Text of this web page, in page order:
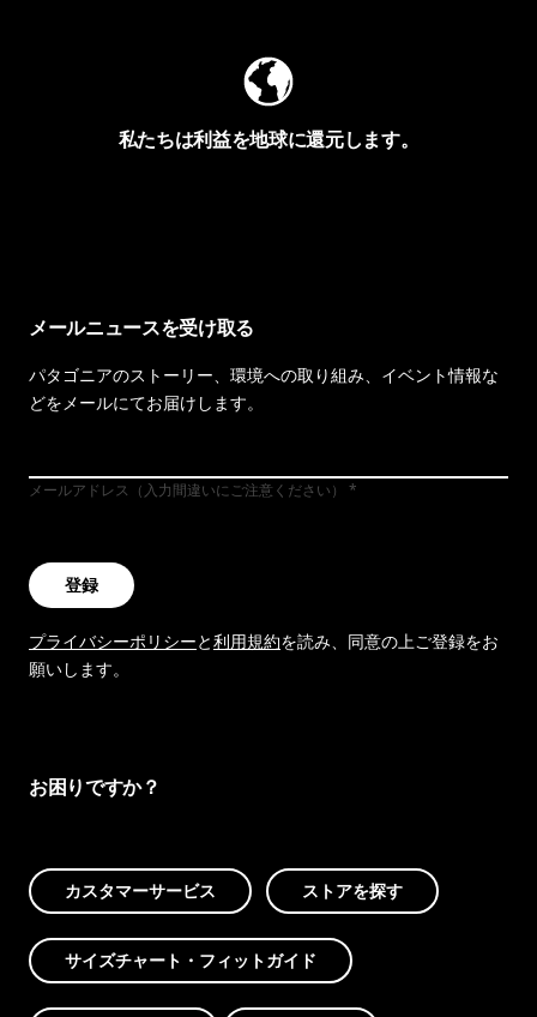
私たちは利益を地球に還元します。
メールニュースを受け取る
パタゴニアのストーリー、環境への取り組み、イベント情報な
どをメールにてお届けします。
メールアドレス（入力間違いにご注意ください）
登録
プライバシーポリシーと利用規約を読み、同意の上ご登録をお
願いします。
お困りですか？
カスタマーサービス ストアを探す
サイズチャート・フィットガイド